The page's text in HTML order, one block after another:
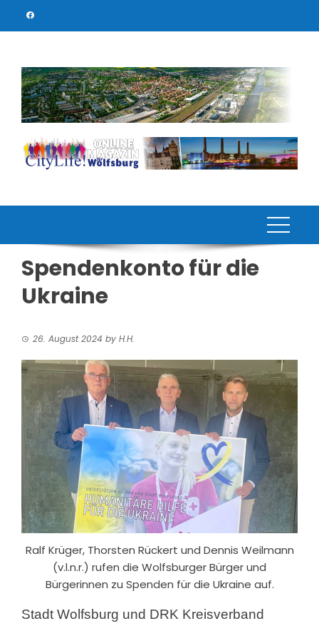
Spendenkonto für die
Ukraine
26. August 2024 by H.H.
Ralf Krüger, Thorsten Rückert und Dennis Weilmann
(v.l.n.r.) rufen die Wolfsburger Bürger und
Bürgerinnen zu Spenden für die Ukraine auf.
Stadt Wolfsburg und DRK Kreisverband